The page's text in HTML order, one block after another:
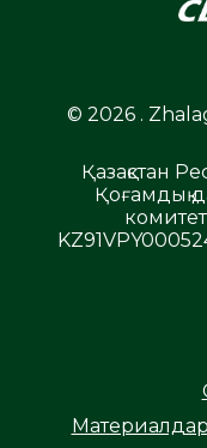
© 2026 .
Қазақстан
Қоғамдық